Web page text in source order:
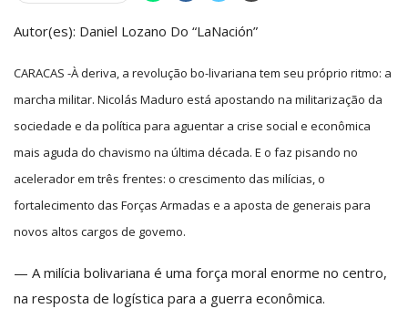
Autor(es): Daniel Lozano Do “LaNación”
CARACAS -À deriva, a revolução bo-livariana tem seu próprio ritmo: a
marcha militar. Nicolás Maduro está apostando na militarização da
sociedade e da política para aguentar a crise social e econômica
mais aguda do chavismo na última década. E o faz pisando no
acelerador em três frentes: o crescimento das milícias, o
fortalecimento das Forças Armadas e a aposta de generais para
novos altos cargos de govemo.
— A milícia bolivariana é uma força moral enorme no centro,
na resposta de logística para a guerra econômica.